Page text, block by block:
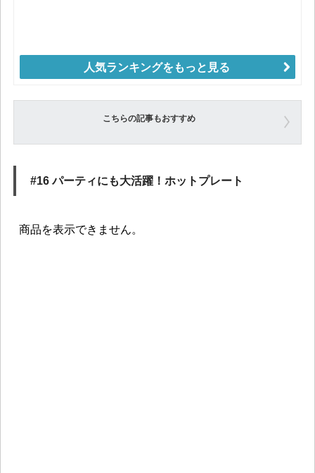
人気ランキングをもっと見る
こちらの記事もおすすめ
#16 パーティにも大活躍！ホットプレート